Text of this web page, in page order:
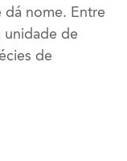
nome. Entre
unidade de
de